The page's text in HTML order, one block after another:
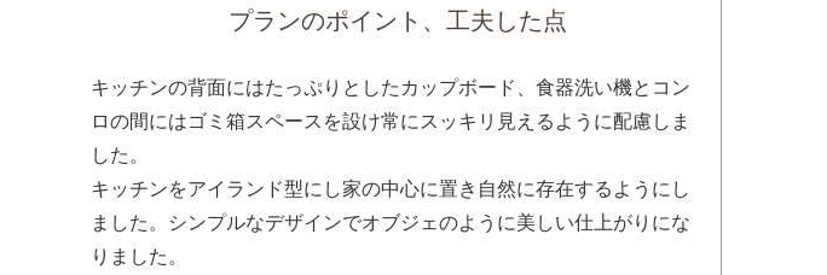
プランのポイント、工夫した点
キッチンの背面にはたっぷりとしたカップボード、食器洗い機とコン
ロの間にはゴミ箱スペースを設け常にスッキリ見えるように配慮しま
した。
キッチンをアイランド型にし家の中心に置き自然に存在するようにし
ました。シンプルなデザインでオブジェのように美しい仕上がりにな
りました。